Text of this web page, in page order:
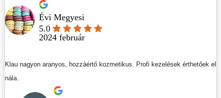
Évi Megyesi
5.0
2024 február
Klau nagyon aranyos, hozzáértő kozmetikus. Profi kezelések érthetőek el
nála.